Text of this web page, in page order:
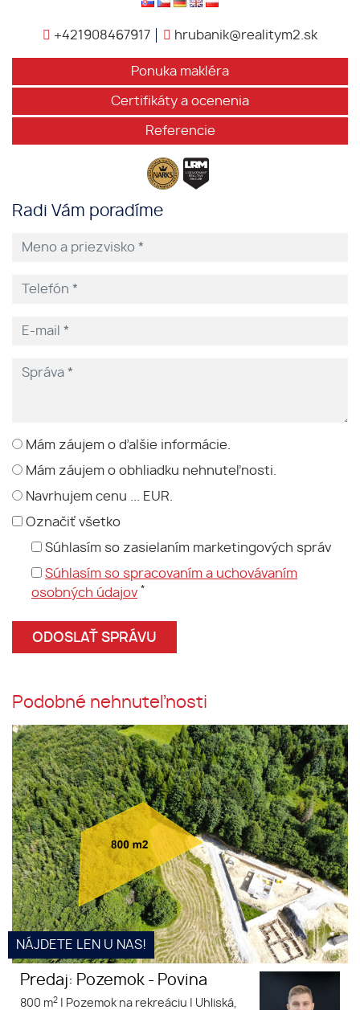
+421908467917 hrubanik@realitym2.sk
Ponuka makléra
Certifikáty a ocenenia
Referencie
Radi Vám poradíme
Mám záujem o ďalšie informácie.
Mám záujem o obhliadku nehnuteľnosti.
Navrhujem cenu ... EUR.
Označiť všetko
Súhlasím so zasielaním marketingových správ
Súhlasím so spracovaním a uchovávaním
osobných údajov *
Podobné nehnuteľnosti
Predaj: Pozemok - Povina
NÁJDETE LEN U NAS!
Predaj: Pozemok - Povina
800 m2 Pozemok na rekreáciu
Uhliská,